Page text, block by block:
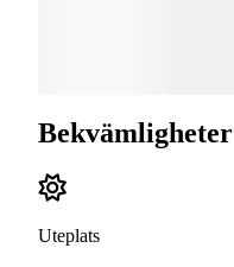
Bekvämligheter
Uteplats